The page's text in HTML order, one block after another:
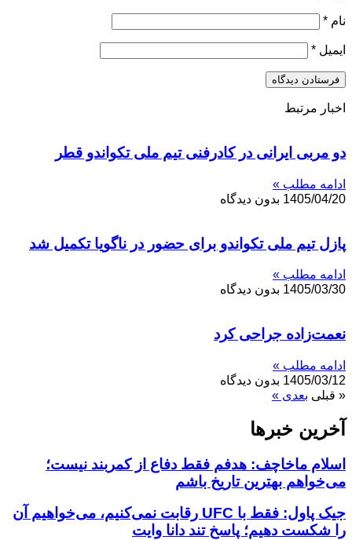
نام *
ایمیل *
اخبار مرتبط
دو مربی ایرانی در کادرفنی تیم ملی تکواندو قطر
ادامه مطلب »
1405/04/20 بدون دیدگاه
پازل تیم ملی تکواندو برای حضور در ناگویا تکمیل شد
ادامه مطلب »
1405/03/30 بدون دیدگاه
نعمت‌زاده جراحی کرد
ادامه مطلب »
1405/03/12 بدون دیدگاه
« قبلی بعدی »
آخرین خبر‌‌ها
اسلام ماخاچف: هدفم فقط دفاع از کمربند نیست؛
می‌خواهم بهترین تاریخ باشم
جیک پاول: فقط با UFC رقابت نمی‌کنیم، می‌خواهیم آن
را شکست دهیم؛ پاسخ تند دانا وایت